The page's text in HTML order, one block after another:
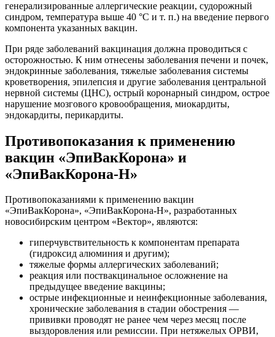
генерализированные аллергические реакции, судорожный
синдром, температура выше 40 °C и т. п.) на введение первого
компонента указанных вакцин.
При ряде заболеваний вакцинация должна проводиться с
осторожностью. К ним отнесены заболевания печени и почек,
эндокринные заболевания, тяжелые заболевания системы
кроветворения, эпилепсия и другие заболевания центральной
нервной системы (ЦНС), острый коронарный синдром, острое
нарушение мозгового кровообращения, миокардиты,
эндокардиты, перикардиты.
Противопоказания к применению
вакцин «ЭпиВакКорона» и
«ЭпиВакКорона-Н»
Противопоказаниями к применению вакцин
«ЭпиВакКорона», «ЭпиВакКорона-Н», разработанных
новосибирским центром «Вектор», являются:
гиперчувствительность к компонентам препарата
(гидроксид алюминия и другим);
тяжелые формы аллергических заболеваний;
реакция или поствакцинальное осложнение на
предыдущее введение вакцины;
острые инфекционные и неинфекционные заболевания,
хронические заболевания в стадии обострения —
прививки проводят не ранее чем через месяц после
выздоровления или ремиссии. При нетяжелых ОРВИ,